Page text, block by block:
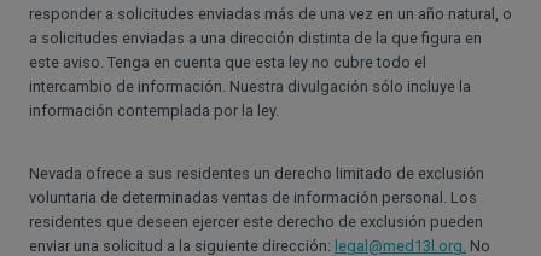
responder a solicitudes enviadas más de una vez en un año natural, o
a solicitudes enviadas a una dirección distinta de la que figura en
este aviso. Tenga en cuenta que esta ley no cubre todo el
intercambio de información. Nuestra divulgación sólo incluye la
información contemplada por la ley.
Nevada ofrece a sus residentes un derecho limitado de exclusión
voluntaria de determinadas ventas de información personal. Los
residentes que deseen ejercer este derecho de exclusión pueden
enviar una solicitud a la siguiente dirección: legal@med13l.org. No